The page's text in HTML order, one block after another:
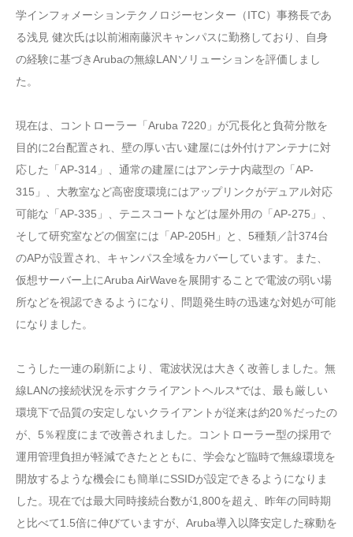
学インフォメーションテクノロジーセンター（ITC）事務長であ
る浅見 健次氏は以前湘南藤沢キャンパスに勤務しており、自身
の経験に基づきArubaの無線LANソリューションを評価しまし
た。
現在は、コントローラー「Aruba 7220」が冗長化と負荷分散を
目的に2台配置され、壁の厚い古い建屋には外付けアンテナに対
応した「AP-314」、通常の建屋にはアンテナ内蔵型の「AP-
315」、大教室など高密度環境にはアップリンクがデュアル対応
可能な「AP-335」、テニスコートなどは屋外用の「AP-275」、
そして研究室などの個室には「AP-205H」と、5種類／計374台
のAPが設置され、キャンパス全域をカバーしています。また、
仮想サーバー上にAruba AirWaveを展開することで電波の弱い場
所などを視認できるようになり、問題発生時の迅速な対処が可能
になりました。
こうした一連の刷新により、電波状況は大きく改善しました。無
線LANの接続状況を示すクライアントヘルス*では、最も厳しい
環境下で品質の安定しないクライアントが従来は約20％だったの
が、5％程度にまで改善されました。コントローラー型の採用で
運用管理負担が軽減できたとともに、学会など臨時で無線環境を
開放するような機会にも簡単にSSIDが設定できるようになりま
した。現在では最大同時接続台数が1,800を超え、昨年の同時期
と比べて1.5倍に伸びていますが、Aruba導入以降安定した稼動を